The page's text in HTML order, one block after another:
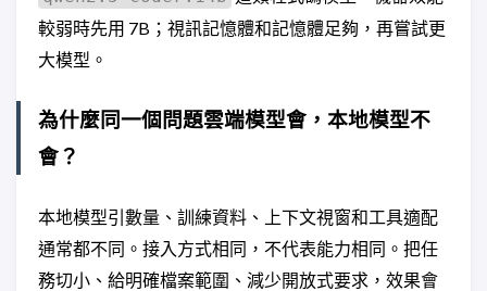
較弱時先用 7B；視訊記憶體和記憶體足夠，再嘗試更
大模型。
為什麼同一個問題雲端模型會，本地模型不
會？
本地模型引數量、訓練資料、上下文視窗和工具適配
通常都不同。接入方式相同，不代表能力相同。把任
務切小、給明確檔案範圍、減少開放式要求，效果會